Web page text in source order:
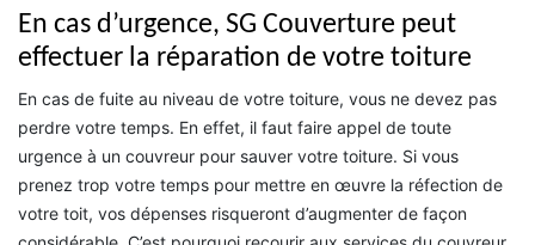
En cas d’urgence, SG Couverture peut
effectuer la réparation de votre toiture
En cas de fuite au niveau de votre toiture, vous ne devez pas
perdre votre temps. En effet, il faut faire appel de toute
urgence à un couvreur pour sauver votre toiture. Si vous
prenez trop votre temps pour mettre en œuvre la réfection de
votre toit, vos dépenses risqueront d’augmenter de façon